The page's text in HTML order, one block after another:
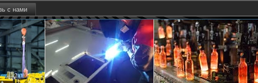
с нами